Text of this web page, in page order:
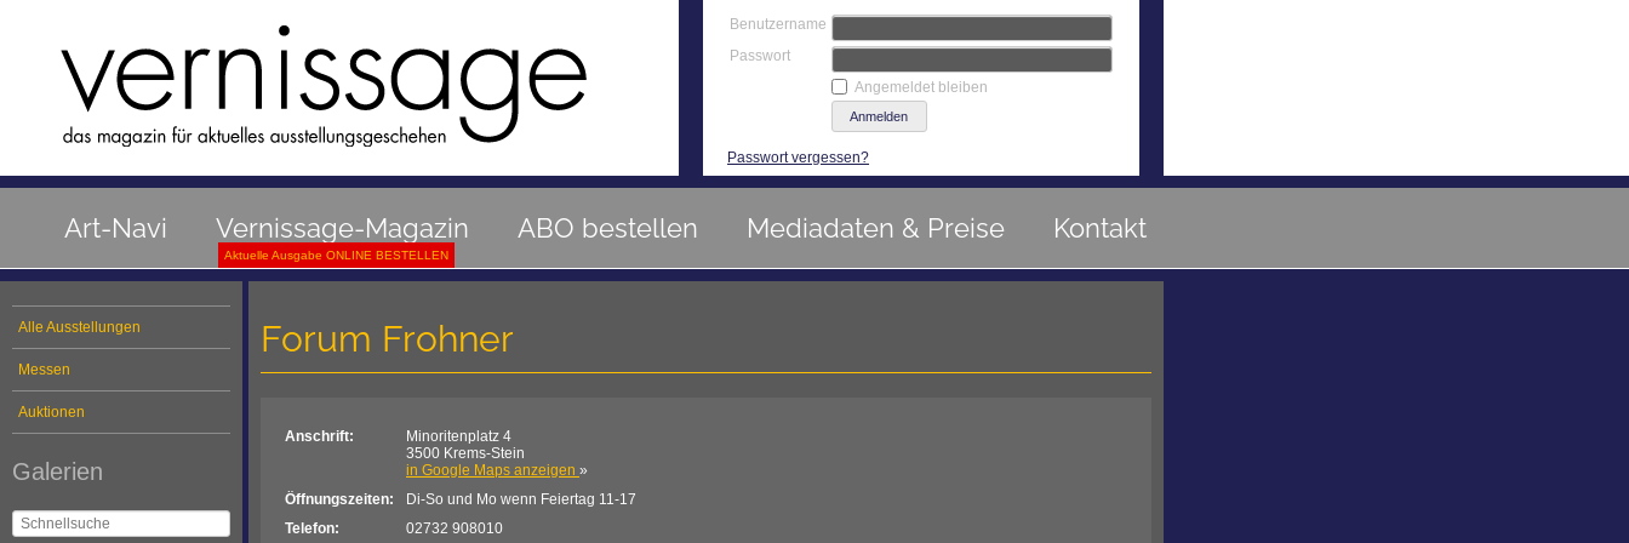
Benutzername
Passwort
Angemeldet bleiben
Passwort vergessen?
Art-Navi Vernissage-Magazin ABO bestellen Mediadaten & Preise Kontakt
Aktuelle Ausgabe ONLINE BESTELLEN
Alle Ausstellungen
Messen
Auktionen
Galerien
Forum Frohner
Anschrift:
Minoritenplatz 4
3500 Krems-Stein
in Google Maps anzeigen »
Öffnungszeiten:
Di-So und Mo wenn Feiertag 11-17
Telefon:
02732 908010